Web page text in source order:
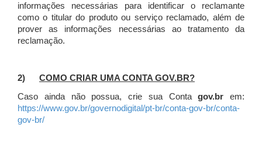
informações necessárias para identificar o reclamante
como o titular do produto ou serviço reclamado, além de
prover as informações necessárias ao tratamento da
reclamação.
2) COMO CRIAR UMA CONTA GOV.BR?
Caso ainda não possua, crie sua Contagov.br em:
https://www.gov.br/governodigital/pt-br/conta-gov-br/conta-
gov-br/